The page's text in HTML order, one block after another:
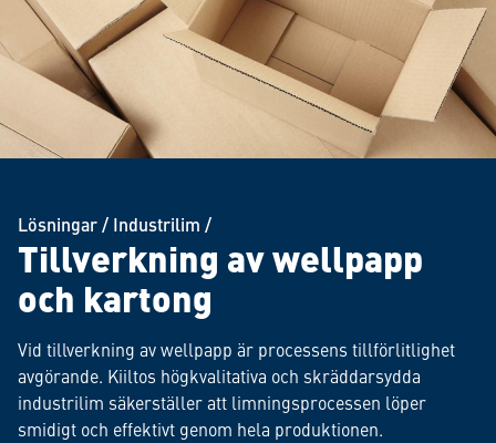
Lösningar/ Industrilim /
Tillverkning av wellpapp
och kartong
Vid tillverkning av wellpapp är processens tillförlitlighet
avgörande. Kiiltos högkvalitativa och skräddarsydda
industrilim säkerställer att limningsprocessen löper
smidigt och effektivt genom hela produktionen.